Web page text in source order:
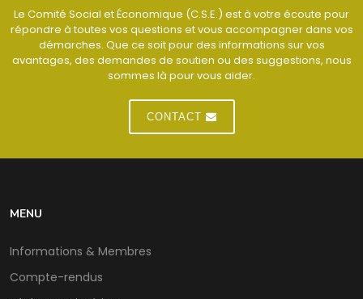
Le Comité Social et Économique (C.S.E.) est à votre écoute pour
répondre à toutes vos questions et vous accompagner dans vos
démarches. Que ce soit pour des informations sur vos
avantages, des demandes de soutien ou des suggestions, nous
sommes là pour vous aider.
CONTACT
MENU
Informations & Membres
Compte-rendus